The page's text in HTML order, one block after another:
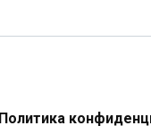
Политика